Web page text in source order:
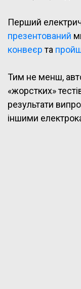
Перший
презентований
конвеєрта
Тим не менш,
«жорстких»
результати
іншими